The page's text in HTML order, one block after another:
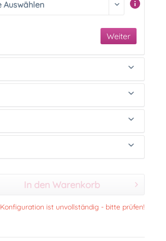
Weiter
In den Warenkorb
Konfiguration ist unvollständig - bitte prüfen!